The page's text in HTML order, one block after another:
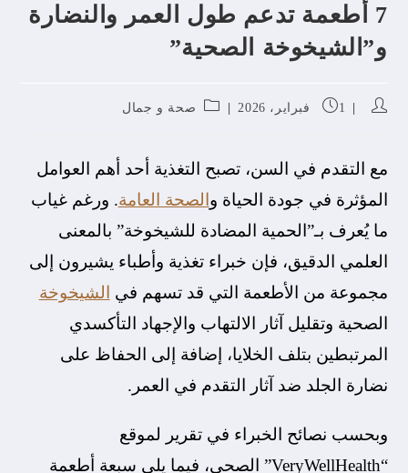
7 أطعمة تدعم طول العمر والنضارة
و”الشيخوخة الصحية”
1 فبراير، 2026 صحة و جمال
مع التقدم في السن، تصبح التغذية أحد أهم العوامل
المؤثرة في جودة الحياة و الصحة العامة. ورغم غياب
ما يُعرف بـ”الحمية المضادة للشيخوخة” بالمعنى
العلمي الدقيق، فإن خبراء تغذية وأطباء يشيرون إلى
مجموعة من الأطعمة التي قد تسهم في
الشيخوخة
الصحية وتقليل آثار الالتهاب والإجهاد التأكسدي
المرتبطين بتلف الخلايا، إضافة إلى الحفاظ على
نضارة الجلد ضد آثار التقدم في العمر.
وبحسب نصائح الخبراء في تقرير لموقع
“VeryWellHealth” الصحي، فيما يلي سبعة أطعمة